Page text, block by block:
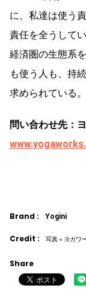
に、私達は使う
責任を全うして
経済圏の生態系
も使う人も、持
求められている。
問い合わせ先：
Brand : Yogini
Credit : 写真＝ヨガワ
Share